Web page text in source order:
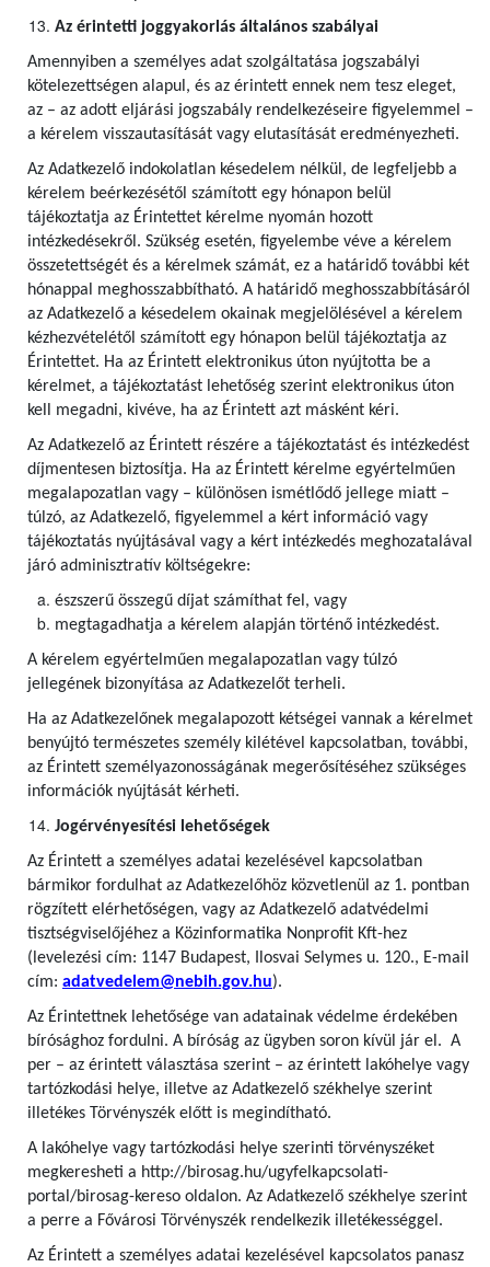
Az érintetti joggyakorlás általános szabályai
Amennyiben a személyes adat szolgáltatása jogszabályi
kötelezettségen alapul, és az érintett ennek nem tesz eleget,
az – az adott eljárási jogszabály rendelkezéseire figyelemmel –
a kérelem visszautasítását vagy elutasítását eredményezheti.
Az Adatkezelő indokolatlan késedelem nélkül, de legfeljebb a
kérelem beérkezésétől számított egy hónapon belül
tájékoztatja az Érintettet kérelme nyomán hozott
intézkedésekről. Szükség esetén, figyelembe véve a kérelem
összetettségét és a kérelmek számát, ez a határidő további két
hónappal meghosszabbítható. A határidő meghosszabbításáról
az Adatkezelő a késedelem okainak megjelölésével a kérelem
kézhezvételétől számított egy hónapon belül tájékoztatja az
Érintettet. Ha az Érintett elektronikus úton nyújtotta be a
kérelmet, a tájékoztatást lehetőség szerint elektronikus úton
kell megadni, kivéve, ha az Érintett azt másként kéri.
Az Adatkezelő az Érintett részére a tájékoztatást és intézkedést
díjmentesen biztosítja. Ha az Érintett kérelme egyértelműen
megalapozatlan vagy – különösen ismétlődő jellege miatt –
túlzó, az Adatkezelő, figyelemmel a kért információ vagy
tájékoztatás nyújtásával vagy a kért intézkedés meghozatalával
járó adminisztratív költségekre:
észszerű összegű díjat számíthat fel, vagy
megtagadhatja a kérelem alapján történő intézkedést.
A kérelem egyértelműen megalapozatlan vagy túlzó
jellegének bizonyítása az Adatkezelőt terheli.
Ha az Adatkezelőnek megalapozott kétségei vannak a kérelmet
benyújtó természetes személy kilétével kapcsolatban, további,
az Érintett személyazonosságának megerősítéséhez szükséges
információk nyújtását kérheti.
Jogérvényesítési lehetőségek
Az Érintett a személyes adatai kezelésével kapcsolatban
bármikor fordulhat az Adatkezelőhöz közvetlenül az 1. pontban
rögzített elérhetőségen, vagy az Adatkezelő adatvédelmi
tisztségviselőjéhez a Közinformatika Nonprofit Kft-hez
(levelezési cím: 1147 Budapest, Ilosvai Selymes u. 120., E-mail
cím: adatvedelem@nebih.gov.hu).
Az Érintettnek lehetősége van adatainak védelme érdekében
bírósághoz fordulni. A bíróság az ügyben soron kívül jár el. A
per – az érintett választása szerint – az érintett lakóhelye vagy
tartózkodási helye, illetve az Adatkezelő székhelye szerint
illetékes Törvényszék előtt is megindítható.
A lakóhelye vagy tartózkodási helye szerinti törvényszéket
megkeresheti a http://birosag.hu/ugyfelkapcsolati-
portal/birosag-kereso oldalon. Az Adatkezelő székhelye szerint
a perre a Fővárosi Törvényszék rendelkezik illetékességgel.
Az Érintett a személyes adatai kezelésével kapcsolatos panasz